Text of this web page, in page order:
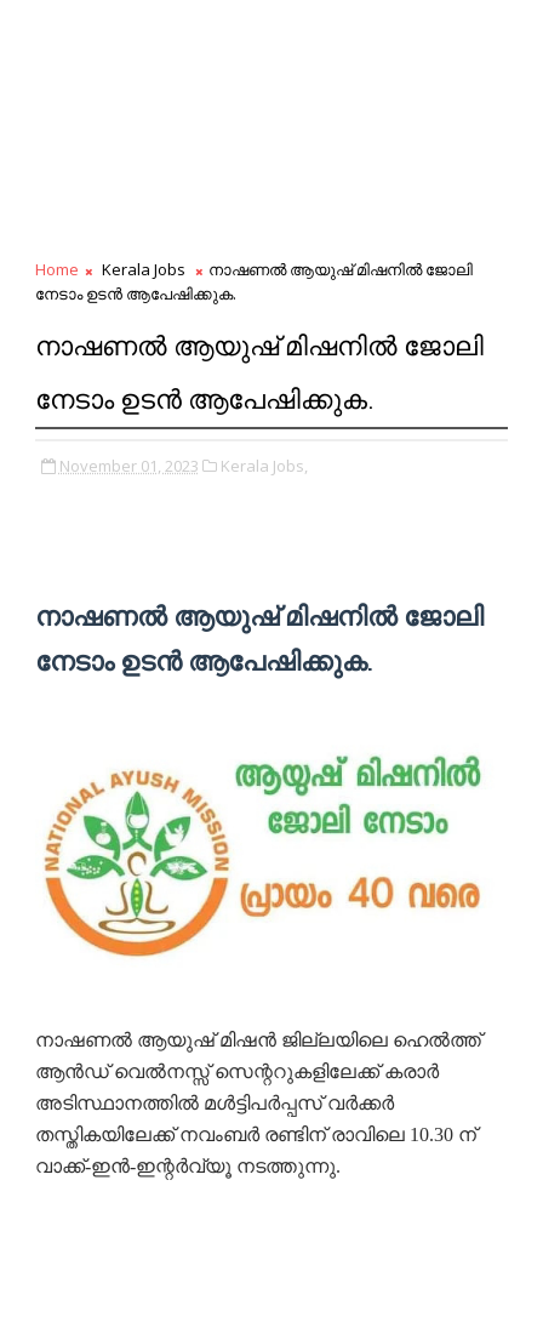
Home Kerala Jobs
നാഷണൽ ആയുഷ് മിഷനിൽ ജോലി
നേടാം ഉടൻ ആപേഷിക്കുക.
നാഷണൽ ആയുഷ് മിഷനിൽ ജോലി
നേടാം ഉടൻ ആപേഷിക്കുക.
November 01, 2023 Kerala Jobs,
നാഷണൽ ആയുഷ് മിഷനിൽ ജോലി
നേടാം ഉടൻ ആപേഷിക്കുക.
നാഷണൽ ആയുഷ് മിഷൻ ജില്ലയിലെ ഹെൽത്ത്
ആൻഡ് വെൽനസ്സ് സെന്ററുകളിലേക്ക് കരാർ
അടിസ്ഥാനത്തിൽ മൾട്ടിപർപ്പസ് വർക്കർ
തസ്തികയിലേക്ക് നവംബർ രണ്ടിന് രാവിലെ 10.30 ന്
വാക്ക്-ഇൻ-ഇന്റർവ്യൂ നടത്തുന്നു.